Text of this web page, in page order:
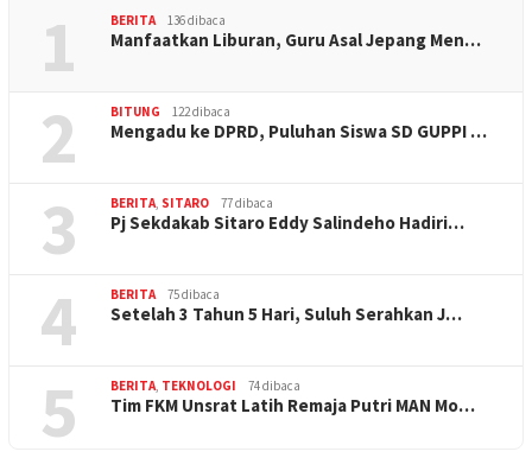
1 BERITA 136 dibaca
Manfaatkan Liburan, Guru Asal Jepang Men…
2 BITUNG 122 dibaca
Mengadu ke DPRD, Puluhan Siswa SD GUPPI …
3 BERITA, SITARO 77 dibaca
Pj Sekdakab Sitaro Eddy Salindeho Hadiri…
4 BERITA 75 dibaca
Setelah 3 Tahun 5 Hari, Suluh Serahkan J…
5 BERITA, TEKNOLOGI 74 dibaca
Tim FKM Unsrat Latih Remaja Putri MAN Mo…